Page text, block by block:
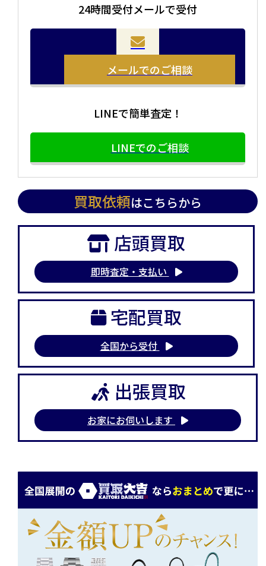
24時間受付メールで受付
メールでのご相談
LINEで簡単査定！
LINEでのご相談
買取依頼はこちらから
店頭買取
即時査定・支払い
宅配買取
全国から受付
出張買取
お家にお伺いします